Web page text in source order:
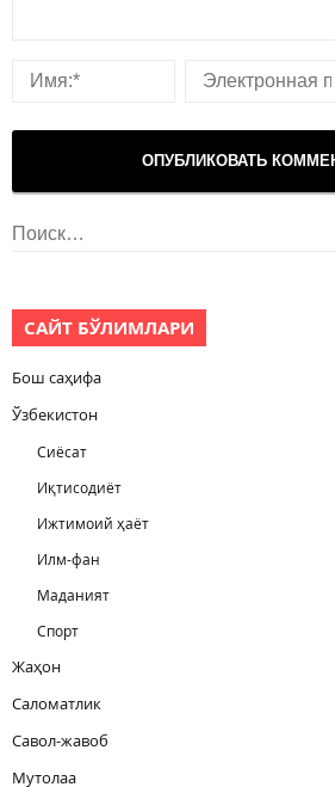
Найти:
САЙТ БЎЛИМЛАРИ
Бош саҳифа
Ўзбекистон
Сиёсат
Иқтисодиёт
Ижтимоий ҳаёт
Илм-фан
Маданият
Спорт
Жаҳон
Саломатлик
Савол-жавоб
Мутолаа